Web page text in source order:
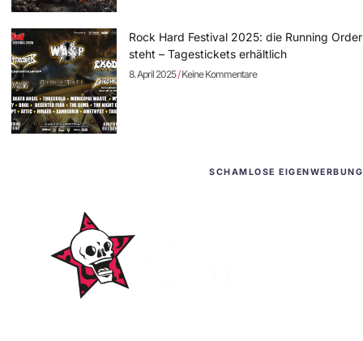
Rock Hard Festival 2025: die Running Order
steht – Tagestickets erhältlich
8. April 2025 Keine Kommentare
SCHAMLOSE EIGENWERBUNG